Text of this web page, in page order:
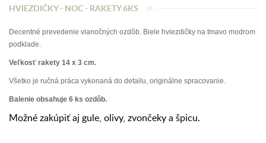
HVIEZDIČKY - NOC - RAKETY 6KS
Decentné prevedenie vianočných ozdôb. Biele hviezdičky na tmavo modrom
podklade.
Veľkosť rakety 14 x 3 cm.
Všetko je ručná práca vykonaná do detailu, originálne spracovanie.
Balenie obsahuje 6 ks ozdôb.
Možné zakúpiť aj gule, olivy, zvončeky a špicu.